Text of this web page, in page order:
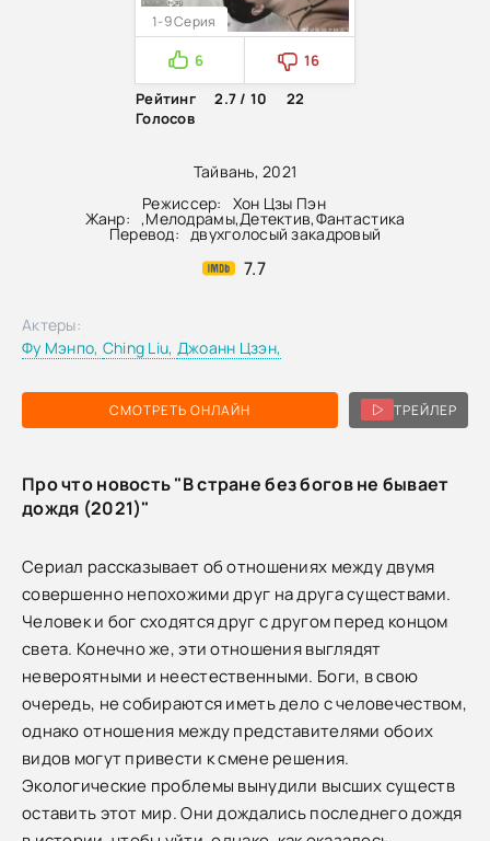
Тайвань, 2021
Режиссер:
Хон Цзы Пэн
Жанр: ,Мелодрамы,Детектив,Фантастика
Перевод: двухголосый закадровый
7.7
1-9 Серия
6
16
Рейтинг
2.7 / 10
22
Голосов
СМОТРЕТЬ ОНЛАЙН ТРЕЙЛЕР
Актеры:
Фу Мэнпо, Ching Liu, Джоанн Цзэн,
Про что новость "В стране без богов не бывает
дождя (2021)"
Сериал рассказывает об отношениях между двумя
совершенно непохожими друг на друга существами.
Человек и бог сходятся друг с другом перед концом
света. Конечно же, эти отношения выглядят
невероятными и неестественными. Боги, в свою
очередь, не собираются иметь дело с человечеством,
однако отношения между представителями обоих
видов могут привести к смене решения.
Экологические проблемы вынудили высших существ
оставить этот мир. Они дождались последнего дождя